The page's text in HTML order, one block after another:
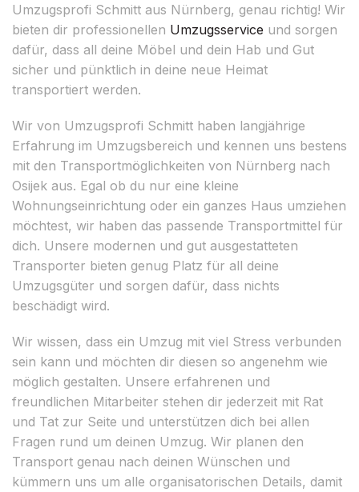
Umzugsprofi Schmitt aus Nürnberg, genau richtig! Wir
bieten dir professionellen Umzugsservice und sorgen
dafür, dass all deine Möbel und dein Hab und Gut
sicher und pünktlich in deine neue Heimat
transportiert werden.
Wir von Umzugsprofi Schmitt haben langjährige
Erfahrung im Umzugsbereich und kennen uns bestens
mit den Transportmöglichkeiten von Nürnberg nach
Osijek aus. Egal ob du nur eine kleine
Wohnungseinrichtung oder ein ganzes Haus umziehen
möchtest, wir haben das passende Transportmittel für
dich. Unsere modernen und gut ausgestatteten
Transporter bieten genug Platz für all deine
Umzugsgüter und sorgen dafür, dass nichts
beschädigt wird.
Wir wissen, dass ein Umzug mit viel Stress verbunden
sein kann und möchten dir diesen so angenehm wie
möglich gestalten. Unsere erfahrenen und
freundlichen Mitarbeiter stehen dir jederzeit mit Rat
und Tat zur Seite und unterstützen dich bei allen
Fragen rund um deinen Umzug. Wir planen den
Transport genau nach deinen Wünschen und
kümmern uns um alle organisatorischen Details, damit